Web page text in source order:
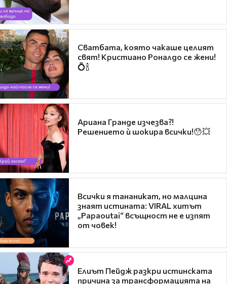
Сватбата, която чакаше целият
свят! Кристиано Роналдо се жени!
💍🍾
Ариана Гранде изчезва?!
Решението ѝ шокира всички!😯💥
Всички я тананикат, но малцина
знаят истината: VIRAL хитът
„Papaoutai“ всъщност не е изпят
от човек!
Елиът Пейдж разкри истинската
причина за трансформацията на